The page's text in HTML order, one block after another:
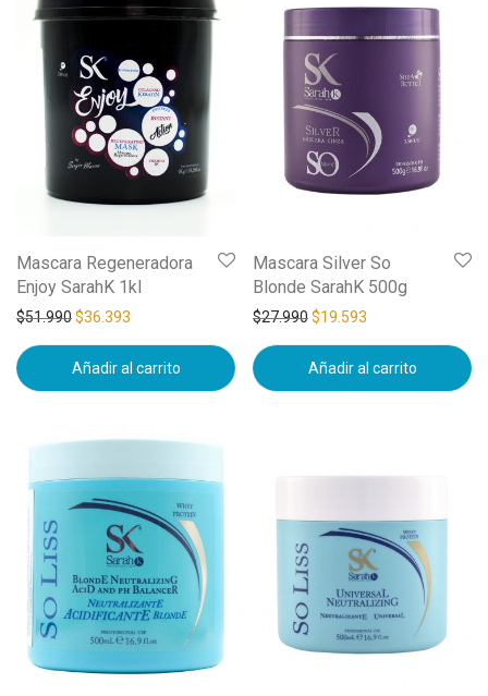
Mascara Regeneradora
Enjoy SarahK 1kl
$51.990$36.393
Añadir al carrito
Mascara Silver So
Blonde SarahK 500g
$27.990$19.593
Añadir al carrito